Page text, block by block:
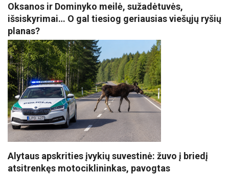
Oksanos ir Dominyko meilė, sužadėtuvės,
išsiskyrimai… O gal tiesiog geriausias viešųjų ryšių
planas?
Alytaus apskrities įvykių suvestinė: žuvo į briedį
atsitrenkęs motociklininkas, pavogtas